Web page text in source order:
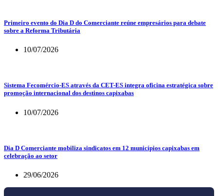
Primeiro evento do Dia D do Comerciante reúne empresários para debate
sobre a Reforma Tributária
10/07/2026
Sistema Fecomércio-ES através da CET-ES integra oficina estratégica sobre
promoção internacional dos destinos capixabas
10/07/2026
Dia D Comerciante mobiliza sindicatos em 12 municípios capixabas em
celebração ao setor
29/06/2026